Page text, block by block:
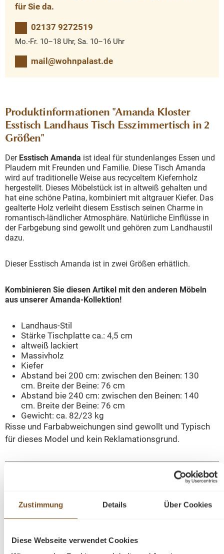
Zustimmung Details Über Cookies
Diese Webseite verwendet Cookies
für Sie da.
02137 9272519
Mo.-Fr. 10–18 Uhr, Sa. 10–16 Uhr
mail@wohnpalast.de
Produktinformationen "Amanda Kloster
Esstisch Landhaus Tisch Esszimmertisch in 2
Größen"
Der Esstisch Amanda ist ideal für stundenlanges Essen und
Plaudern mit Freunden und Familie. Diese Tisch Amanda
wird auf traditionelle Weise aus recyceltem Kiefernholz
hergestellt. Dieses Möbelstück ist in altweiß gehalten und
hat eine schöne Patina, kombiniert mit altgrauer Kiefer. Das
gealterte Holz verleiht diesem Esstisch seinen Charme in
romantisch-ländlicher Atmosphäre. Natürliche Einflüsse in
der Farbgebung sind gewollt und gehören zum Landhaustil
dazu.
Dieser Esstisch Amanda ist in zwei Größen erhätlich.
Kombinieren Sie diesen Artikel mit den anderen Möbeln
aus unserer Amanda-Kollektion!
Landhaus-Stil
Stärke Tischplatte ca.: 4,5 cm
altweiß lackiert
Massivholz
Kiefer
Abstand bei 200 cm: zwischen den Beinen: 130
cm. Breite der Beine: 76 cm
Abstand bie 240 cm: zwischen den Beinen: 140
cm. Breite der Beine: 76 cm
Gewicht: ca. 82/23 kg
Risse und Farbabweichungen sind gewollt und Typisch
für dieses Model und kein Reklamationsgrund.
Größen"